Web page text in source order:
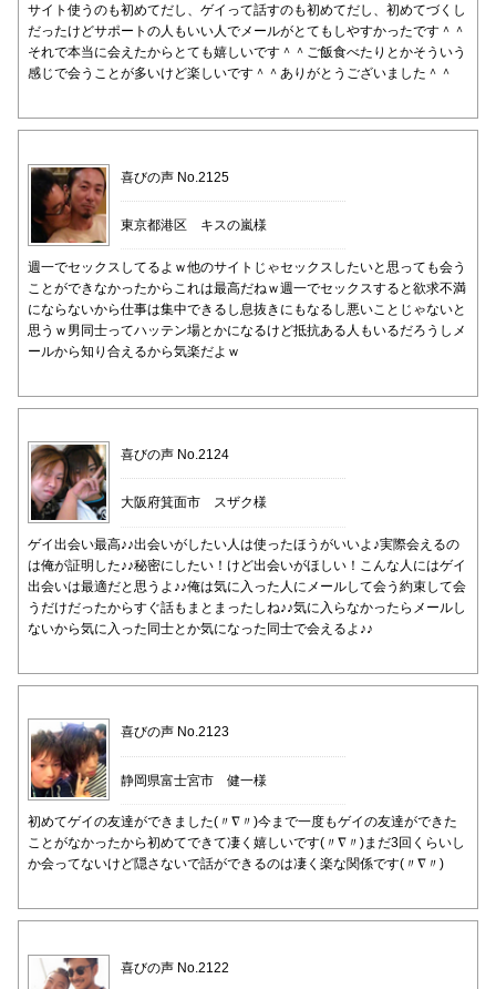
サイト使うのも初めてだし、ゲイって話すのも初めてだし、初めてづくし
だったけどサポートの人もいい人でメールがとてもしやすかったです＾＾
それで本当に会えたからとても嬉しいです＾＾ご飯食べたりとかそういう
感じで会うことが多いけど楽しいです＾＾ありがとうございました＾＾
喜びの声 No.2125
東京都港区 キスの嵐様
週一でセックスしてるよｗ他のサイトじゃセックスしたいと思っても会う
ことができなかったからこれは最高だねｗ週一でセックスすると欲求不満
にならないから仕事は集中できるし息抜きにもなるし悪いことじゃないと
思うｗ男同士ってハッテン場とかになるけど抵抗ある人もいるだろうしメ
ールから知り合えるから気楽だよｗ
喜びの声 No.2124
大阪府箕面市 スザク様
ゲイ出会い最高♪♪出会いがしたい人は使ったほうがいいよ♪実際会えるの
は俺が証明した♪♪秘密にしたい！けど出会いがほしい！こんな人にはゲイ
出会いは最適だと思うよ♪♪俺は気に入った人にメールして会う約束して会
うだけだったからすぐ話もまとまったしね♪♪気に入らなかったらメールし
ないから気に入った同士とか気になった同士で会えるよ♪♪
喜びの声 No.2123
静岡県富士宮市 健一様
初めてゲイの友達ができました(〃∇〃)今まで一度もゲイの友達ができた
ことがなかったから初めてできて凄く嬉しいです(〃∇〃)まだ3回くらいし
か会ってないけど隠さないで話ができるのは凄く楽な関係です(〃∇〃)
喜びの声 No.2122